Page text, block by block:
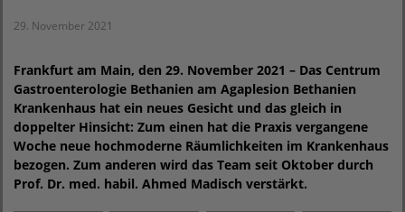
29. November 2021
Frankfurt am Main, den 29. November 2021 – Das Centrum
Gastroenterologie Bethanien am Agaplesion Bethanien
Krankenhaus hat ein neues Gesicht und das gleich in
doppelter Hinsicht: Zum einen hat die Praxis vergangene
Woche neue hochmoderne Räumlichkeiten im Krankenhaus
bezogen. Zum anderen wird das Team seit Oktober durch
Prof. Dr. med. habil. Ahmed Madisch verstärkt.